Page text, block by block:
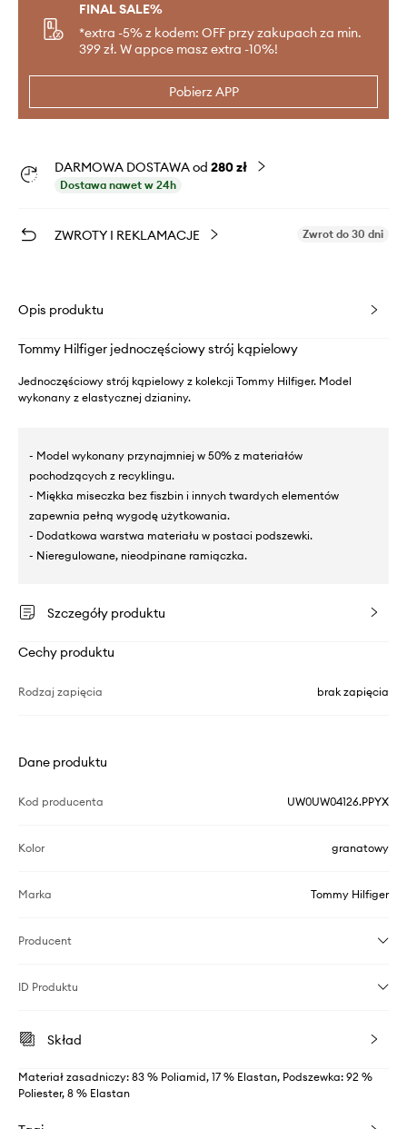
FINAL SALE%
*extra -5% z kodem: OFF przy zakupach za min.
399 zł. W appce masz extra -10%!
Pobierz APP
DARMOWA DOSTAWA od 280 zł
Dostawa nawet w 24h
ZWROTY I REKLAMACJE Zwrot do 30 dni
Opis produktu
Tommy Hilfiger jednoczęściowy strój kąpielowy
Jednoczęściowy strój kąpielowy z kolekcji Tommy Hilfiger. Model
wykonany z elastycznej dzianiny.
- Model wykonany przynajmniej w 50% z materiałów
pochodzących z recyklingu.
- Miękka miseczka bez fiszbin i innych twardych elementów
zapewnia pełną wygodę użytkowania.
- Dodatkowa warstwa materiału w postaci podszewki.
- Nieregulowane, nieodpinane ramiączka.
Szczegóły produktu
Cechy produktu
Rodzaj zapięcia brak zapięcia
Dane produktu
Kod producenta UW0UW04126.PPYX
Kolor granatowy
Marka Tommy Hilfiger
Producent
ID Produktu
Skład
Materiał zasadniczy: 83 % Poliamid, 17 % Elastan, Podszewka: 92 %
Poliester, 8 % Elastan